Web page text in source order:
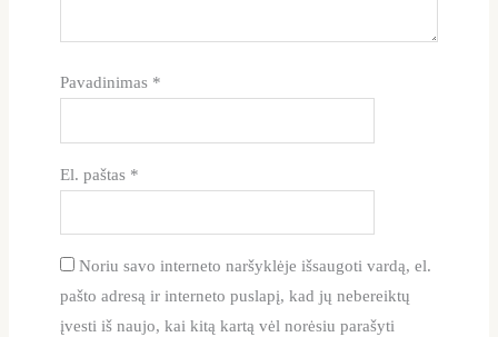
Pavadinimas *
El. paštas *
Noriu savo interneto naršyklėje išsaugoti vardą, el.
pašto adresą ir interneto puslapį, kad jų nebereiktų
įvesti iš naujo, kai kitą kartą vėl norėsiu parašyti